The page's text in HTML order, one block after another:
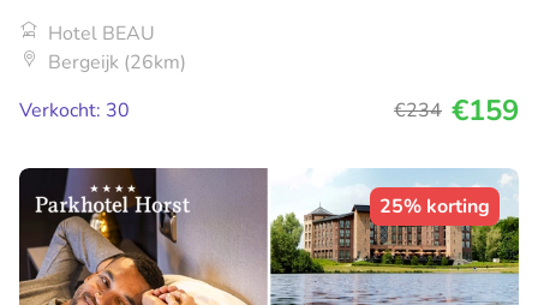
Hotel BEAU
Bergeijk (26km)
Verkocht: 30
€234 €159
25% korting